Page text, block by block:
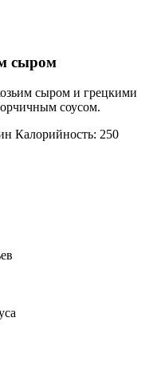
сыром
сыром и грецкими
соусом.
Калорийность: 250